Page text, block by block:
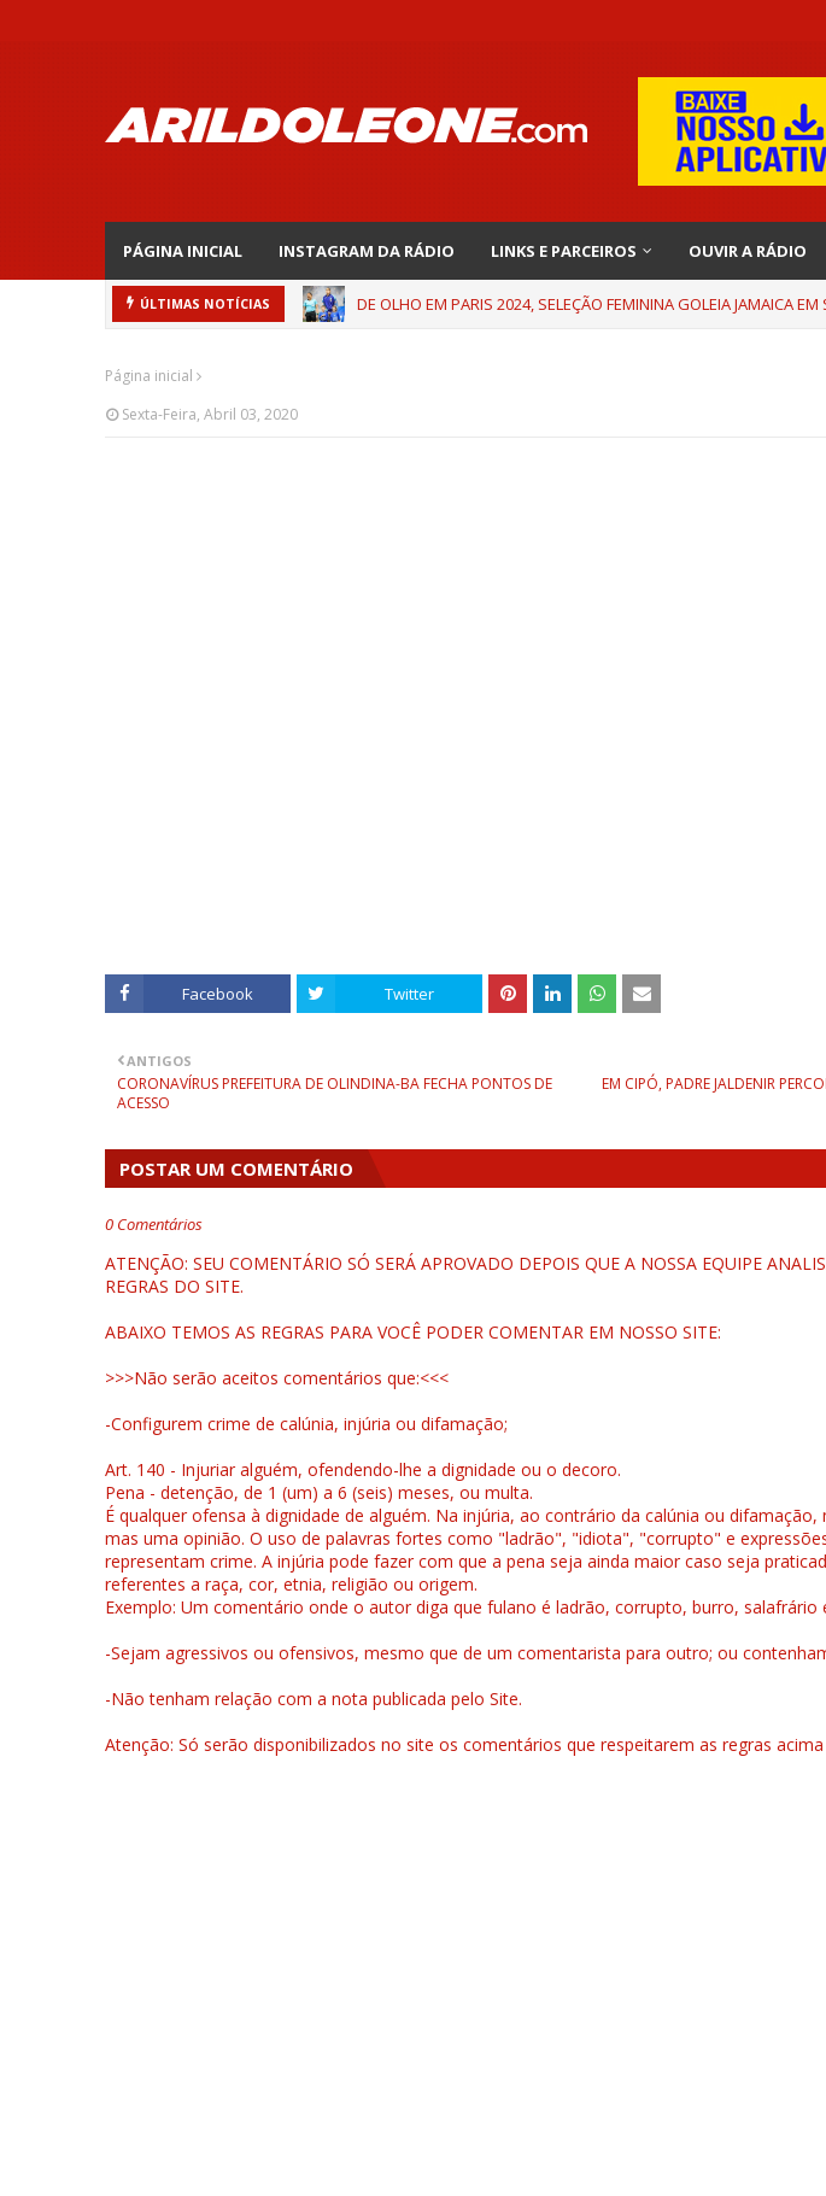
PÁGINA INICIAL INSTAGRAM DA RÁDIO LINKS E PARCEIROS OUVIR A RÁDIO
ÚLTIMAS NOTÍCIAS DE OLHO EM PARIS 2024, SELEÇÃO FEMININA GOLEIA JAMAICA EM
Página inicial
Sexta-Feira, Abril 03, 2020
Facebook Twitter
EM CIPÓ, PADRE JALDENIR
ANTIGOS
CORONAVÍRUS PREFEITURA DE OLINDINA-BA FECHA PONTOS DE
ACESSO
POSTAR UM COMENTÁRIO
0 Comentários
ATENÇÃO: SEU COMENTÁRIO SÓ SERÁ APROVADO DEPOIS QUE A NOSSA EQUIPE
REGRAS DO SITE.
ABAIXO TEMOS AS REGRAS PARA VOCÊ PODER COMENTAR EM NOSSO SITE:
>>>Não serão aceitos comentários que:<<<
-Configurem crime de calúnia, injúria ou difamação;
Art. 140 - Injuriar alguém, ofendendo-lhe a dignidade ou o decoro.
Pena - detenção, de 1 (um) a 6 (seis) meses, ou multa.
É qualquer ofensa à dignidade de alguém. Na injúria, ao contrário da calúnia ou
mas uma opinião. O uso de palavras fortes como "ladrão", "idiota", "corrupto" e
representam crime. A injúria pode fazer com que a pena seja ainda maior caso seja
referentes a raça, cor, etnia, religião ou origem.
Exemplo: Um comentário onde o autor diga que fulano é ladrão, corrupto, burro, salafrário
-Sejam agressivos ou ofensivos, mesmo que de um comentarista para outro; ou
-Não tenham relação com a nota publicada pelo Site.
Atenção: Só serão disponibilizados no site os comentários que respeitarem as regras